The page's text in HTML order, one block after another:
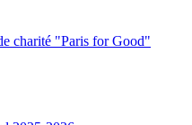
charité "Paris for Good"